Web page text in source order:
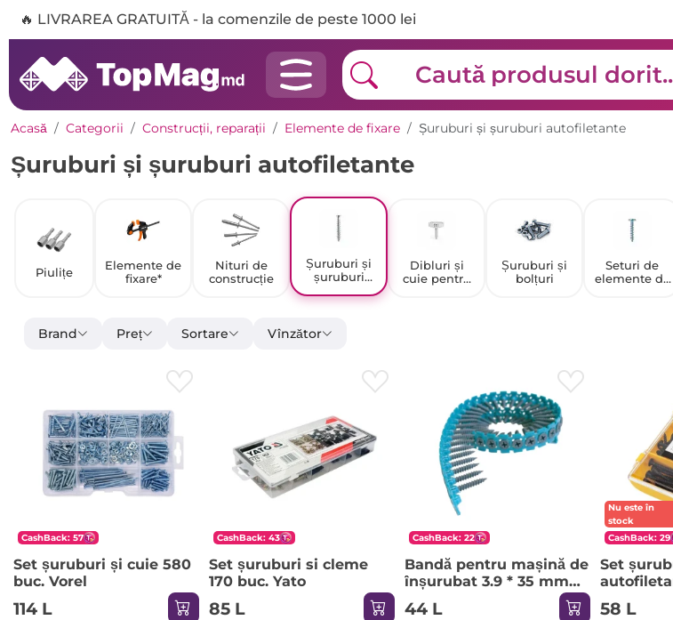
🔥 LIVRAREA GRATUITĂ - la comenzile de peste 1000 lei
Acasă Categorii Construcții, reparații Elemente de fixare Șuruburi și șuruburi autofiletante
Șuruburi și șuruburi autofiletante
Piulițe
Elemente de
fixare*
Nituri de
construcție
Șuruburi și
șuruburi
autofiletante
Dibluri și
cuie pentru
Șuruburi și
bolțuri
Seturi de
elemente de
Brand Preț Sortare Vînzător
CashBack: 57
Set șuruburi și cuie 580
buc. Vorel
114 L
CashBack: 43
Set șuruburi si cleme
170 buc. Yato
85 L
CashBack: 22
Bandă pentru mașină de
înșurubat 3.9 * 35 mm
50 buc. Makita
44 L
Nu este în
stock
CashBack: 29
Set
45 mm
58 L